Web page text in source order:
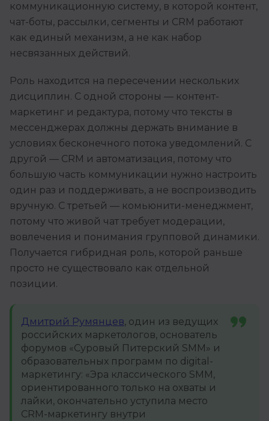
коммуникационную систему, в которой контент,
чат-боты, рассылки, сегменты и CRM работают
как единый механизм, а не как набор
несвязанных действий.
Роль находится на пересечении нескольких
дисциплин. С одной стороны — контент-
маркетинг и редактура, потому что тексты в
мессенджерах должны держать внимание в
условиях бесконечного потока уведомлений. С
другой — CRM и автоматизация, потому что
большую часть коммуникации нужно настроить
один раз и поддерживать, а не воспроизводить
вручную. С третьей — комьюнити-менеджмент,
потому что живой чат требует модерации,
вовлечения и понимания групповой динамики.
Получается гибридная роль, которой раньше
просто не существовало как отдельной
позиции.
Дмитрий Румянцев, один из ведущих
российских маркетологов, основатель
форумов «Суровый Питерский SMM» и
образовательных программ по digital-
маркетингу: «Эра классического SMM,
ориентированного только на охваты и
лайки, окончательно уступила место
CRM-маркетингу внутри